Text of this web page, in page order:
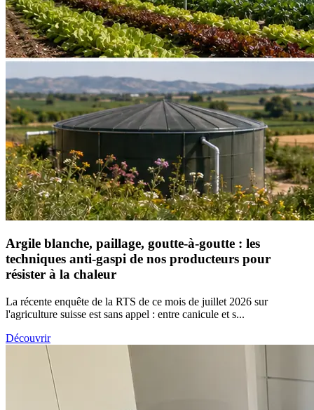
Argile blanche, paillage, goutte-à-goutte : les
techniques anti-gaspi de nos producteurs pour
résister à la chaleur
La récente enquête de la RTS de ce mois de juillet 2026 sur
l'agriculture suisse est sans appel : entre canicule et s...
Découvrir